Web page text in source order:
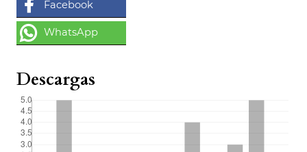
Descargas